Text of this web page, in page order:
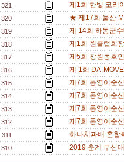
321 제1회 한빛 코리
320 ★ 제17회 울산
319 제 14회 하동군
318 제1회 원클럽회
317 제5회 창원동호
316 제 1회 DA-
315 제7회 통영이순
314 제7회 통영이순
313 제7회 통영이순
312 제7회 통영이순
311 하나치과배 혼합
310 2019 춘계 부산